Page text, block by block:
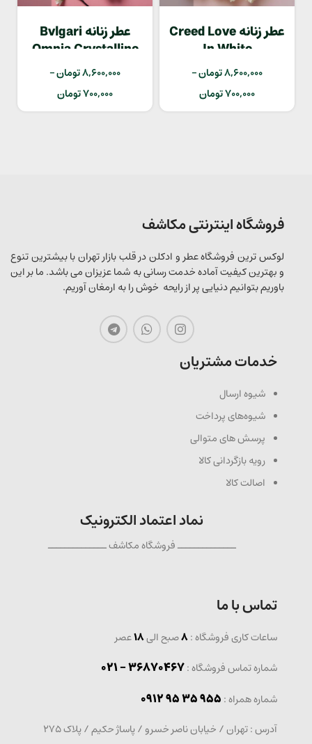
عطر زنانه Creed Love
In White
8,600,000تومان–
700,000تومان
عطر زنانه Bvlgari
Omnia Crystalline
8,600,000تومان–
700,000تومان
فروشگاه اینترنتی مکاشف
لوکس ترین فروشگاه عطر و ادکلن در قلب بازار تهران با بیشترین تنوع
و بهترین کیفیت آماده خدمت رسانی به شما عزیزان می باشد. ما بر این
باوریم بتوانیم دنیایی پر از رایحه خوش را به ارمغان آوریم.
خدمات مشتریان
شیوه ارسال
شیوه‌های پرداخت
پرسش های متوالی
رویه بازگردانی کالا
اصالت کالا
نماد اعتماد الکترونیک
ــــــــــــــ فروشگاه مکاشف ــــــــــــــ
تماس با ما
ساعات کاری فروشگاه :8صبح الی18عصر
شماره تماس فروشگاه :36870467 - 021
0912 95 35 955 : شماره همراه
آدرس : تهران / خیابان ناصر خسرو / پاساژ حکیم / پلاک 275